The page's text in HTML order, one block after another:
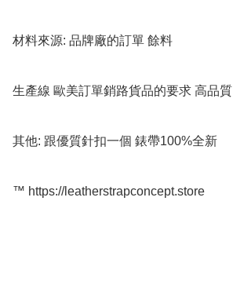
材料來源: 品牌廠的訂單 餘料
生產線 歐美訂單銷路貨品的要求 高品質
其他: 跟優質針扣一個 錶帶100%全新
™️ https://leatherstrapconcept.store